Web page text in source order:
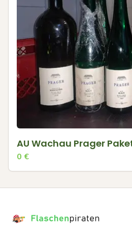
AU Wachau Prager
0 €